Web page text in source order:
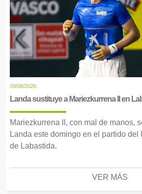
09/08/2026
Landa sustituye a Mariezkurrena II en
Mariezkurrena II, con mal de manos,
Landa este domingo en el partido del
de Labastida.
VER MÁS